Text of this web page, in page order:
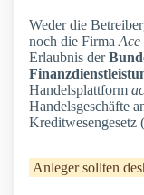
Weder die
noch die Firma
Erlaubnis der
Handelsplattform
Handelsgeschäfte
Kreditwesengesetz
Anleger sollten